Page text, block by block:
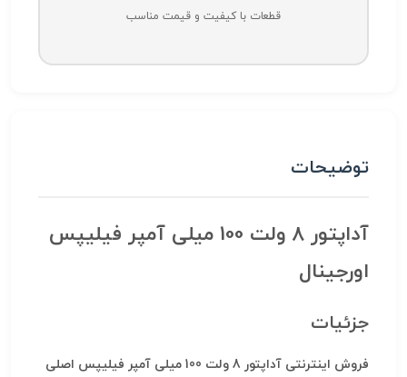
قطعات با کیفیت و قیمت مناسب
توضیحات
آداپتور 8 ولت 100 میلی آمپر فیلیپس
اورجینال
جزئیات
فروش اینترنتی آداپتور 8 ولت 100 میلی آمپر فیلیپس اصلی